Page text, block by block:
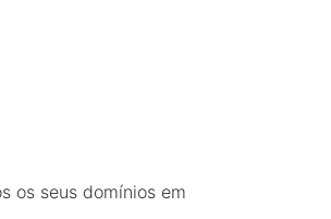
os seus domínios em